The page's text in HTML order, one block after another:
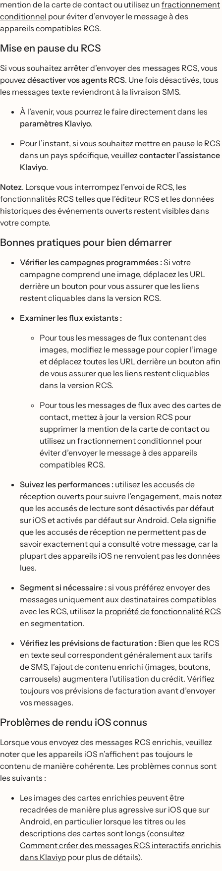
mention de la carte de contact ou utilisez un fractionnement
conditionnel pour éviter d’envoyer le message à des
appareils compatibles RCS.
Mise en pause du RCS
Si vous souhaitez arrêter d’envoyer des messages RCS, vous
pouvezdésactiver vos agents RCS. Une fois désactivés, tous
les messages texte reviendront à la livraison SMS.
À l’avenir, vous pourrez le faire directement dans les
paramètres Klaviyo.
Pour l’instant, si vous souhaitez mettre en pause le RCS
dans un pays spécifique, veuillezcontacter l’assistance
Klaviyo.
Notez. Lorsque vous interrompez l’envoi de RCS, les
fonctionnalités RCS telles que l’éditeur RCS et les données
historiques des événements ouverts restent visibles dans
votre compte.
Bonnes pratiques pour bien démarrer
Vérifier les campagnes programmées :Si votre
campagne comprend une image, déplacez les URL
derrière un bouton pour vous assurer que les liens
restent cliquables dans la version RCS.
Examiner les flux existants :
Pour tous les messages de flux contenant des
images, modifiez le message pour copier l’image
et déplacez toutes les URL derrière un bouton afin
de vous assurer que les liens restent cliquables
dans la version RCS.
Pour tous les messages de flux avec des cartes de
contact, mettez à jour la version RCS pour
supprimer la mention de la carte de contact ou
utilisez un fractionnement conditionnel pour
éviter d’envoyer le message à des appareils
compatibles RCS.
Suivez les performances : utilisez les accusés de
réception ouverts pour suivre l’engagement, mais notez
que les accusés de lecture sont désactivés par défaut
sur iOS et activés par défaut sur Android. Cela signifie
que les accusés de réception ne permettent pas de
savoir exactement qui a consulté votre message, car la
plupart des appareils iOS ne renvoient pas les données
lues.
Segment si nécessaire :si vous préférez envoyer des
messages uniquement aux destinataires compatibles
avec les RCS, utilisez la propriété de fonctionnalité RCS
en segmentation.
Vérifiez les prévisions de facturation : Bien que les RCS
en texte seul correspondent généralement aux tarifs
de SMS, l’ajout de contenu enrichi (images, boutons,
carrousels) augmentera l’utilisation du crédit. Vérifiez
toujours vos prévisions de facturation avant d’envoyer
vos messages.
Problèmes de rendu iOS connus
Lorsque vous envoyez des messages RCS enrichis, veuillez
noter que les appareils iOS n’affichent pas toujours le
contenu de manière cohérente. Les problèmes connus sont
les suivants :
Les images des cartes enrichies peuvent être
recadrées de manière plus agressive sur iOS que sur
Android, en particulier lorsque les titres ou les
descriptions des cartes sont longs (consultez
Comment créer des messages RCS interactifs enrichis
dans Klaviyo pour plus de détails).